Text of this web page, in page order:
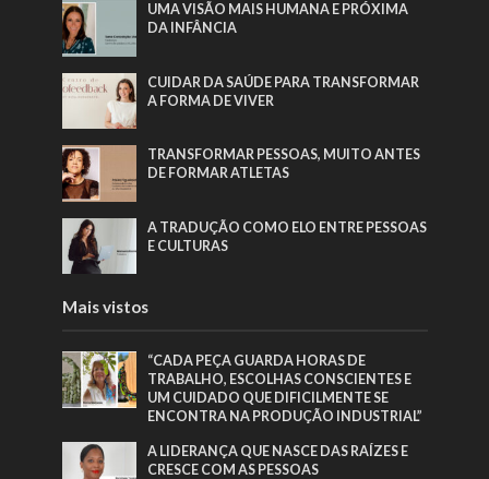
UMA VISÃO MAIS HUMANA E PRÓXIMA
DA INFÂNCIA
CUIDAR DA SAÚDE PARA TRANSFORMAR
A FORMA DE VIVER
TRANSFORMAR PESSOAS, MUITO ANTES
DE FORMAR ATLETAS
A TRADUÇÃO COMO ELO ENTRE PESSOAS
E CULTURAS
Mais vistos
“CADA PEÇA GUARDA HORAS DE
TRABALHO, ESCOLHAS CONSCIENTES E
UM CUIDADO QUE DIFICILMENTE SE
ENCONTRA NA PRODUÇÃO INDUSTRIAL”
A LIDERANÇA QUE NASCE DAS RAÍZES E
CRESCE COM AS PESSOAS